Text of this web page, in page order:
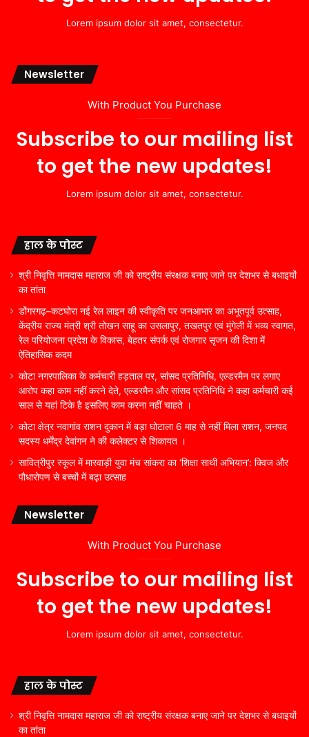
Lorem ipsum dolor sit amet, consectetur.
Newsletter
With Product You Purchase
Subscribe to our mailing list
to get the new updates!
Lorem ipsum dolor sit amet, consectetur.
हाल के पोस्ट
श्री निवृत्ति नामदास महाराज जी को राष्ट्रीय संरक्षक बनाए जाने पर देशभर से बधाइयों
का तांता
डोंगरगढ़–कटघोरा नई रेल लाइन की स्वीकृति पर जनआभार का अभूतपूर्व उत्साह,
केंद्रीय राज्य मंत्री श्री तोखन साहू का उसलापुर, तखतपुर एवं मुंगेली में भव्य स्वागत,
रेल परियोजना प्रदेश के विकास, बेहतर संपर्क एवं रोजगार सृजन की दिशा में
ऐतिहासिक कदम
कोटा नगरपालिका के कर्मचारी हड़ताल पर, सांसद प्रतिनिधि, एल्डरमैन पर लगाए
आरोप कहा काम नहीं करने देते, एल्डरमैन और सांसद प्रतिनिधि ने कहा कर्मचारी कई
साल से यहां टिके है इसलिए काम करना नहीं चाहते ।
कोटा क्षेत्र नवागांव राशन दुकान में बड़ा घोटाला 6 माह से नहीं मिला राशन, जनपद
सदस्य धर्मेंद्र देवांगन ने की कलेक्टर से शिकायत ।
सावित्रीपुर स्कूल में मारवाड़ी युवा मंच सांकरा का ‘शिक्षा साथी अभियान’: क्विज और
पौधारोपण से बच्चों में बढ़ा उत्साह
Newsletter
With Product You Purchase
Subscribe to our mailing list
to get the new updates!
Lorem ipsum dolor sit amet, consectetur.
हाल के पोस्ट
श्री निवृत्ति नामदास महाराज जी को राष्ट्रीय संरक्षक बनाए जाने पर देशभर से बधाइयों
का तांता